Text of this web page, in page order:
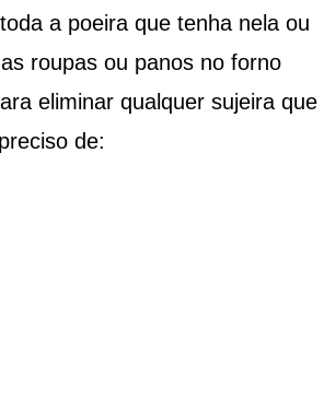
a poeira que tenha nela ou
roupas ou panos no forno
eliminar qualquer sujeira que
de: